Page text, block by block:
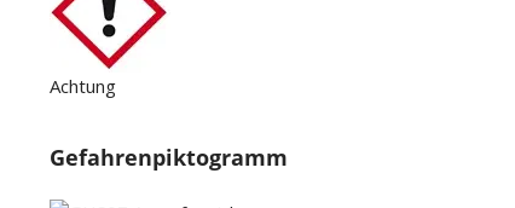
Achtung
Gefahrenpiktogramm